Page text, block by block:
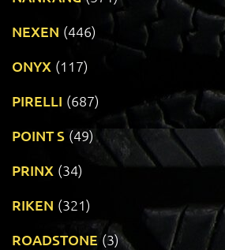
NEXEN (446)
ONYX (117)
PIRELLI (687)
POINT S (49)
PRINX (34)
RIKEN (321)
ROADSTONE (3)